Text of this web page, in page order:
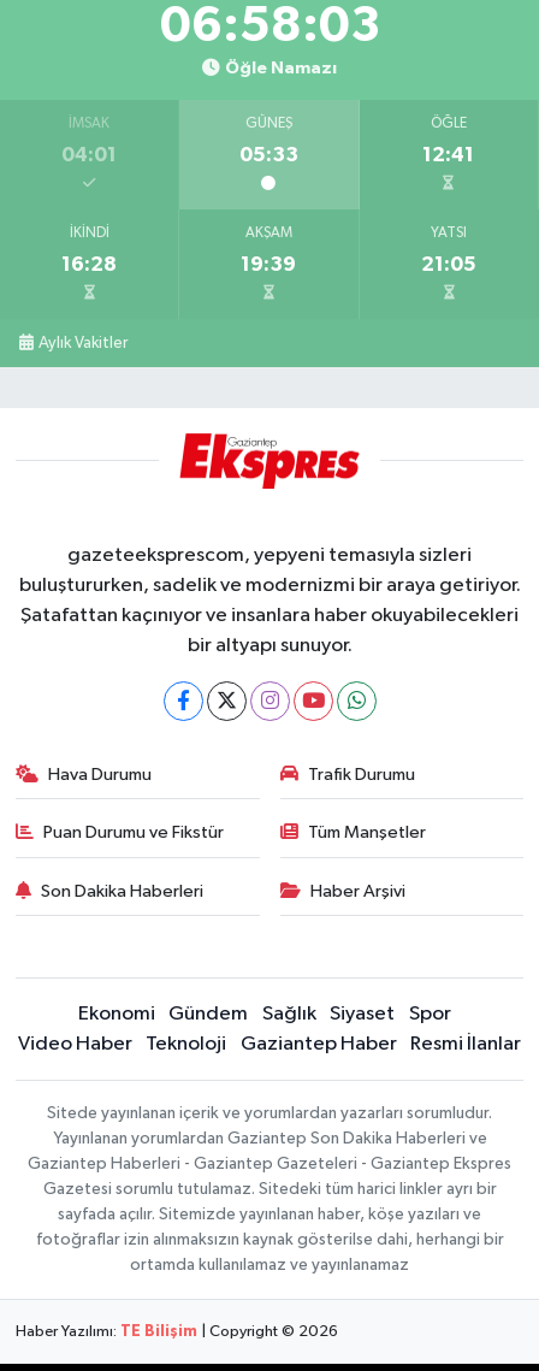
06:58:03
Öğle Namazı
İMSAK
04:01
GÜNEŞ
05:33
ÖĞLE
12:41
İKINDI
16:28
AKŞAM
19:39
YATSI
21:05
Aylık Vakitler
gazeteeksprescom, yepyeni temasıyla sizleri
buluştururken, sadelik ve modernizmi bir araya getiriyor.
Şatafattan kaçınıyor ve insanlara haber okuyabilecekleri
bir altyapı sunuyor.
Hava Durumu Trafik Durumu
Puan Durumu ve Fikstür Tüm Manşetler
Son Dakika Haberleri Haber Arşivi
Ekonomi Gündem Sağlık Siyaset
Spor
Video Haber
Teknoloji Gaziantep Haber Resmi İlanlar
Sitede yayınlanan içerik ve yorumlardan yazarları sorumludur.
Yayınlanan yorumlardan Gaziantep Son Dakika Haberleri ve
Gaziantep Haberleri - Gaziantep Gazeteleri - Gaziantep Ekspres
Gazetesi sorumlu tutulamaz. Sitedeki tüm harici linkler ayrı bir
sayfada açılır. Sitemizde yayınlanan haber, köşe yazıları ve
fotoğraflar izin alınmaksızın kaynak gösterilse dahi, herhangi bir
ortamda kullanılamaz ve yayınlanamaz
Haber Yazılımı: TE Bilişim | Copyright © 2026